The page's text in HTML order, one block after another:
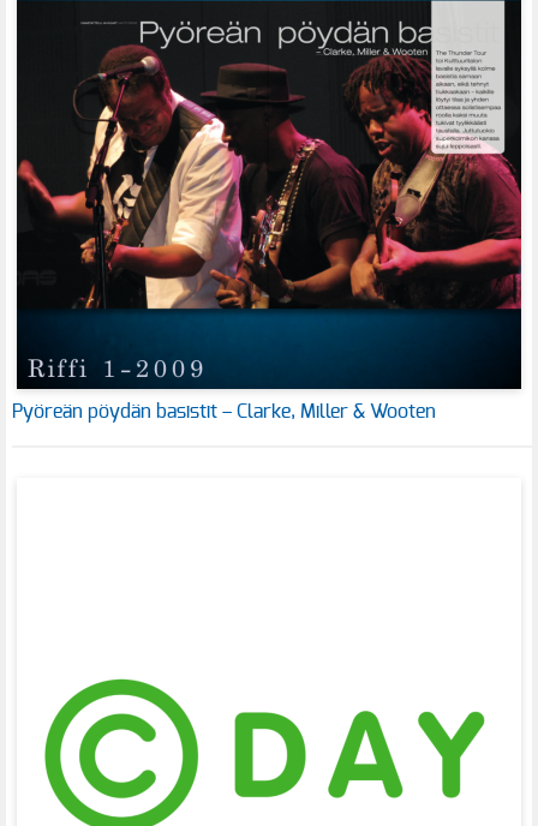
Pyöreän pöydän basistit – Clarke, Miller & Wooten